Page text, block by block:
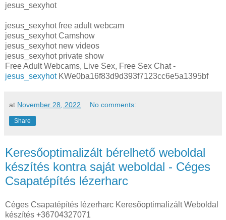
jesus_sexyhot
jesus_sexyhot free adult webcam
jesus_sexyhot Camshow
jesus_sexyhot new videos
jesus_sexyhot private show
Free Adult Webcams, Live Sex, Free Sex Chat -
jesus_sexyhotKWe0ba16f83d9d393f7123cc6e5a1395bf
at November 28, 2022 No comments:
Share
Keresőoptimalizált bérelhető weboldal
készítés kontra saját weboldal - Céges
Csapatépítés lézerharc
Céges Csapatépítés lézerharc Keresőoptimalizált Weboldal
készítés +36704327071